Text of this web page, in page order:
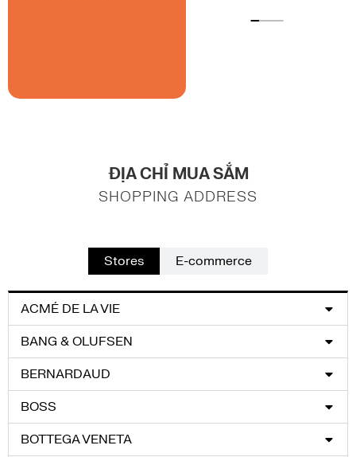
ĐỊA CHỈ MUA SẮM
SHOPPING ADDRESS
Stores E-commerce
ACMÉ DE LA VIE
BANG & OLUFSEN
BERNARDAUD
BOSS
BOTTEGA VENETA